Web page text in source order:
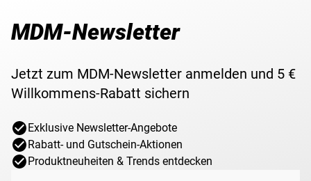
MDM-Newsletter
Jetzt zum MDM-Newsletter anmelden und 5 €
Willkommens-Rabatt sichern
Exklusive Newsletter-Angebote
Rabatt- und Gutschein-Aktionen
Produktneuheiten & Trends entdecken